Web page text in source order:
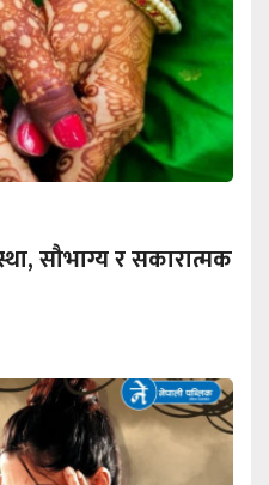
सौभाग्य र सकारात्मक